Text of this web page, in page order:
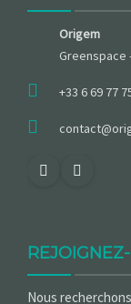
Origem
Greenspace
+33 6 69 77
Nous